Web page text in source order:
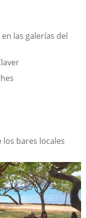
las galerías del
bares locales